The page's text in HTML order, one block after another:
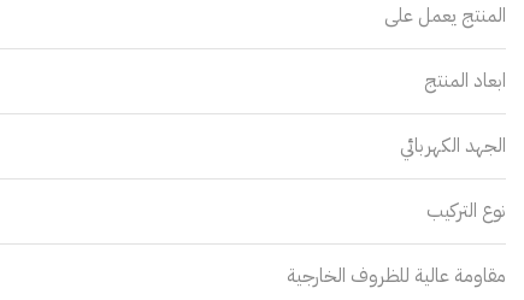
المنتج يعمل على
ابعاد المنتج
الجهد الكهربائي
نوع التركيب
مقاومة عالية للظروف الخارجية